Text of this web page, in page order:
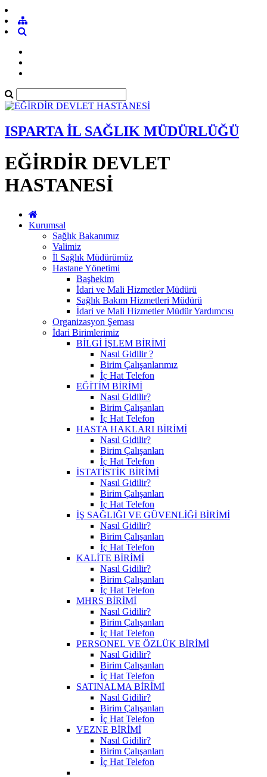
ISPARTA İL SAĞLIK MÜDÜRLÜĞÜ
EĞİRDİR DEVLET
HASTANESİ
Kurumsal
Sağlık Bakanımız
Valimiz
İl Sağlık Müdürümüz
Hastane Yönetimi
Başhekim
İdari ve Mali Hizmetler Müdürü
Sağlık Bakım Hizmetleri Müdürü
İdari ve Mali Hizmetler Müdür Yardımcısı
Organizasyon Şeması
İdari Birimlerimiz
BİLGİ İŞLEM BİRİMİ
Nasıl Gidilir ?
Birim Çalışanlarımız
İç Hat Telefon
EĞİTİM BİRİMİ
Nasıl Gidilir?
Birim Çalışanları
İç Hat Telefon
HASTA HAKLARI BİRİMİ
Nasıl Gidilir?
Birim Çalışanları
İç Hat Telefon
İSTATİSTİK BİRİMİ
Nasıl Gidilir?
Birim Çalışanları
İç Hat Telefon
İŞ SAĞLIĞI VE GÜVENLİĞİ BİRİMİ
Nasıl Gidilir?
Birim Çalışanları
İç Hat Telefon
KALİTE BİRİMİ
Nasıl Gidilir?
Birim Çalışanları
İç Hat Telefon
MHRS BİRİMİ
Nasıl Gidilir?
Birim Çalışanları
İç Hat Telefon
PERSONEL VE ÖZLÜK BİRİMİ
Nasıl Gidilir?
Birim Çalışanları
İç Hat Telefon
SATINALMA BİRİMİ
Nasıl Gidilir?
Birim Çalışanları
İç Hat Telefon
VEZNE BİRİMİ
Nasıl Gidilir?
Birim Çalışanları
İç Hat Telefon